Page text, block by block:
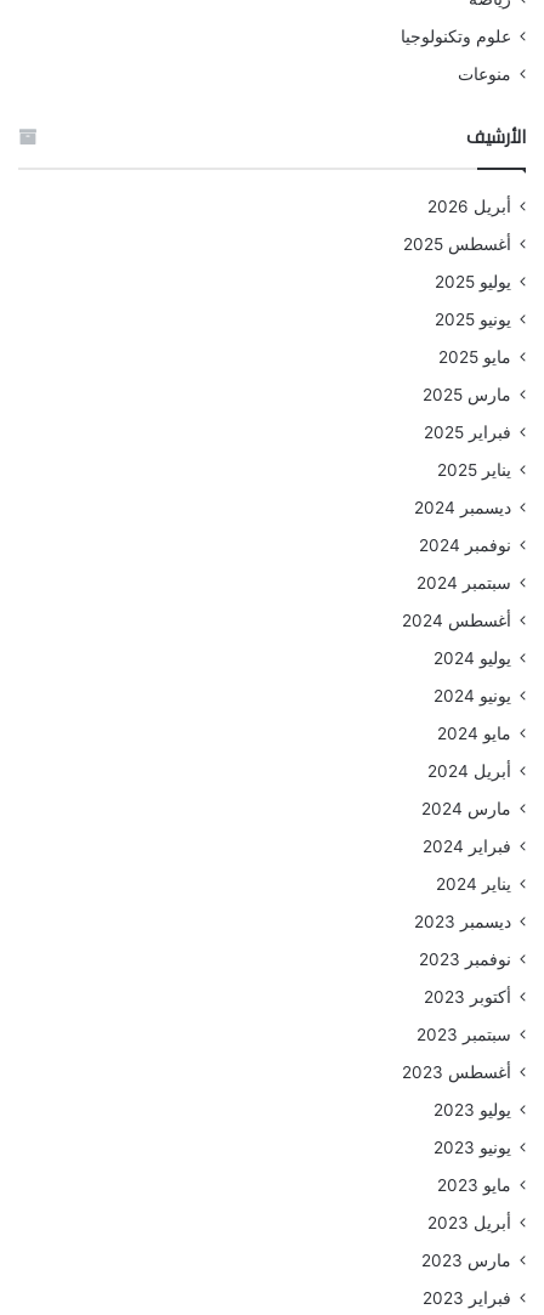
علوم وتكنولوجيا
منوعات
الأرشيف
أبريل 2026
أغسطس 2025
يوليو 2025
يونيو 2025
مايو 2025
مارس 2025
فبراير 2025
يناير 2025
ديسمبر 2024
نوفمبر 2024
سبتمبر 2024
أغسطس 2024
يوليو 2024
يونيو 2024
مايو 2024
أبريل 2024
مارس 2024
فبراير 2024
يناير 2024
ديسمبر 2023
نوفمبر 2023
أكتوبر 2023
سبتمبر 2023
أغسطس 2023
يوليو 2023
يونيو 2023
مايو 2023
أبريل 2023
مارس 2023
فبراير 2023